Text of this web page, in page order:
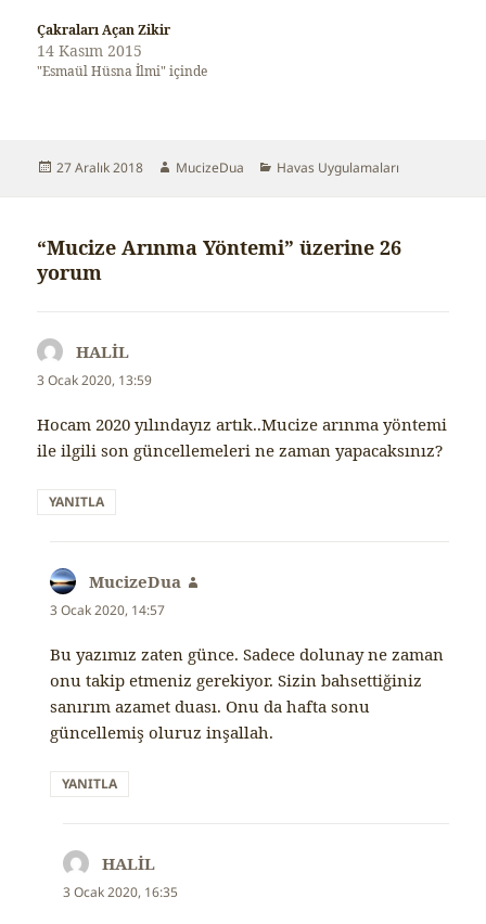
Çakraları Açan Zikir
14 Kasım 2015
"Esmaül Hüsna İlmi" içinde
Yayın
27 Aralık 2018 Yazar
MucizeDua Kategoriler
Havas Uygulamaları
“Mucize Arınma Yöntemi” üzerine 26
yorum
HALİL
ki:
3 Ocak 2020, 13:59
Hocam 2020 yılındayız artık..Mucize arınma yöntemi
ile ilgili son güncellemeleri ne zaman yapacaksınız?
YANITLA
MucizeDua
3 Ocak 2020, 14:57
Bu yazımız zaten günce. Sadece dolunay ne zaman
onu takip etmeniz gerekiyor. Sizin bahsettiğiniz
sanırım azamet duası. Onu da hafta sonu
güncellemiş oluruz inşallah.
YANITLA
HALİL
ki:
3 Ocak 2020, 16:35